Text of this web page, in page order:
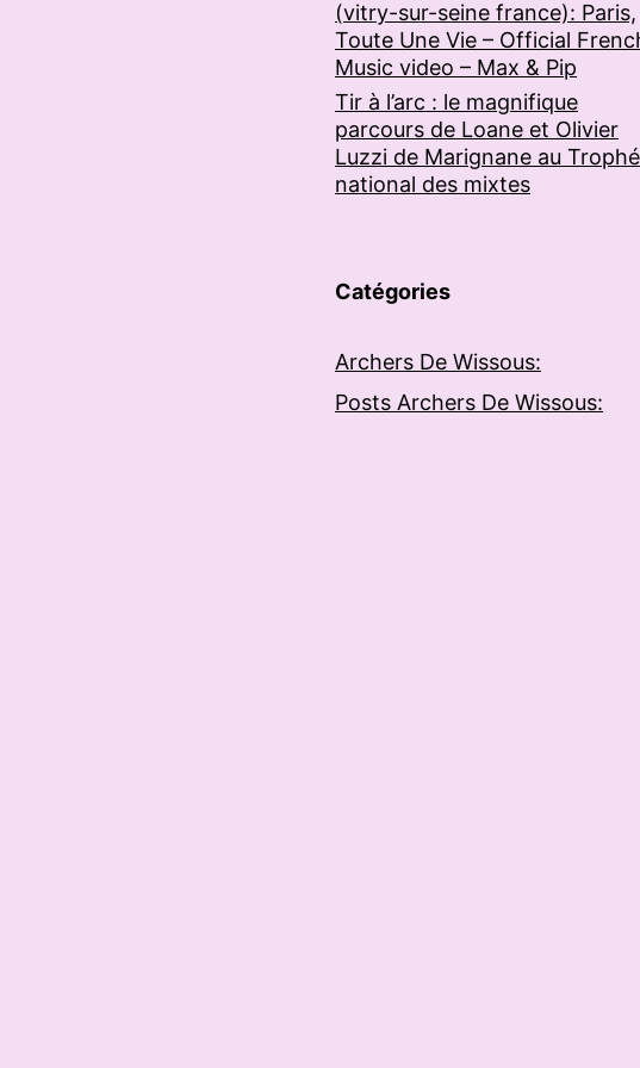
(vitry-sur-seine france): Paris,
Toute Une Vie – Official
Music video – Max & Pip
Tir à l’arc : le magnifique
parcours de Loane et Olivier
Luzzi de Marignane au
national des mixtes
Catégories
Archers De Wissous:
Posts Archers De Wissous: